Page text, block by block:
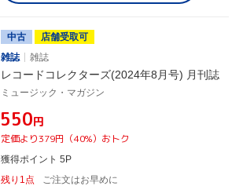
中古
店舗受取可
雑誌
雑誌
レコードコレクターズ(2024年8月号) 月刊誌
ミュージック・マガジン
¥550円
定価より379円（40%）おトク
獲得ポイント 5P
残り1点
ご注文はお早めに